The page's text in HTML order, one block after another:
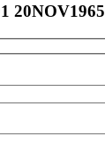
20NOV1965